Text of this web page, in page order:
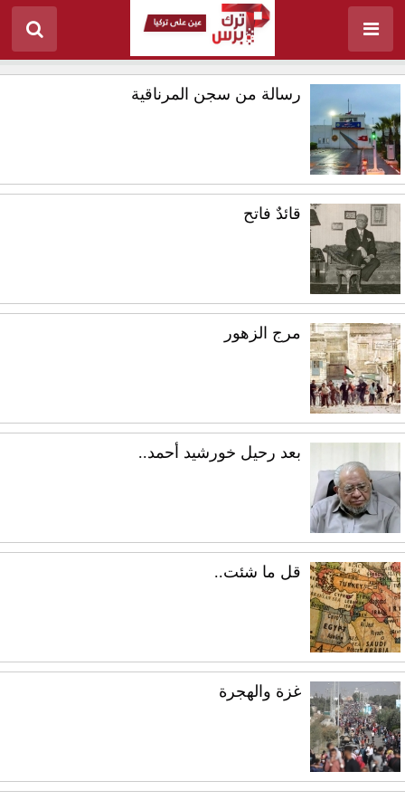
رسالة من سجن المرناقية
قائدٌ فاتح
مرج الزهور
بعد رحيل خورشيد أحمد..
قل ما شئت..
غزة والهجرة